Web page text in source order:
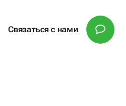
Связаться с нами